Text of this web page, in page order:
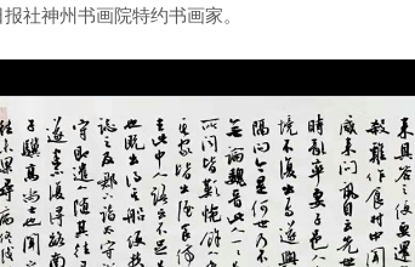
社神州书画院特约书画家。